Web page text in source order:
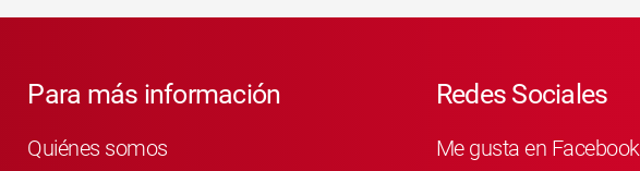
Para más información
Quiénes somos
Redes Sociales
Me gusta en Facebook